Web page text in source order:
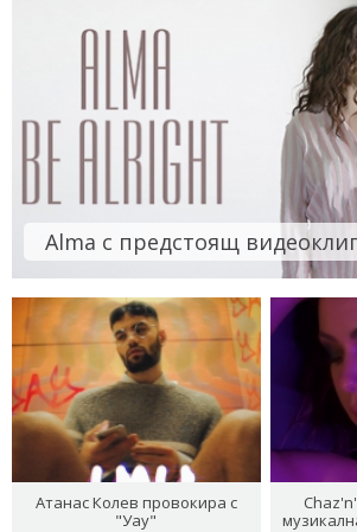
Alma с предстоящ
Атанас Колев провокира с
"Уау"